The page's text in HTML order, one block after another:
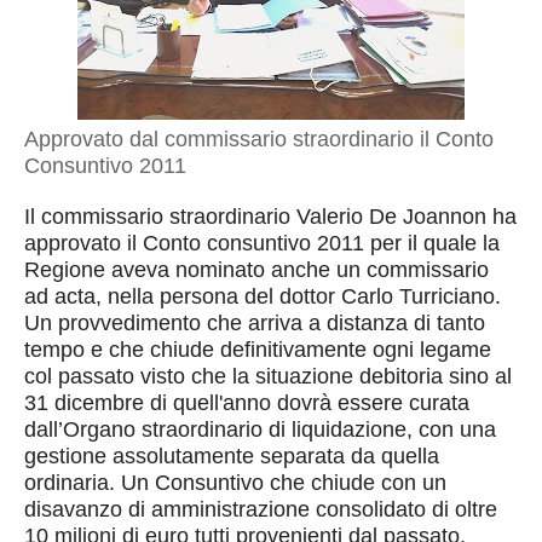
Approvato dal commissario straordinario il Conto
Consuntivo 2011
Il commissario straordinario Valerio De Joannon ha
approvato il Conto consuntivo 2011 per il quale la
Regione aveva nominato anche un commissario
ad acta, nella persona del dottor Carlo Turriciano.
Un provvedimento che arriva a distanza di tanto
tempo e che chiude definitivamente ogni legame
col passato visto che la situazione debitoria sino al
31 dicembre di quell'anno dovrà essere curata
dall’Organo straordinario di liquidazione, con una
gestione assolutamente separata da quella
ordinaria. Un Consuntivo che chiude con un
disavanzo di amministrazione consolidato di oltre
10 milioni di euro tutti provenienti dal passato,